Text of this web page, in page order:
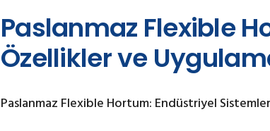
Paslanmaz Flexible
Özellikler ve
Paslanmaz Flexible Hortum: Endüstriyel